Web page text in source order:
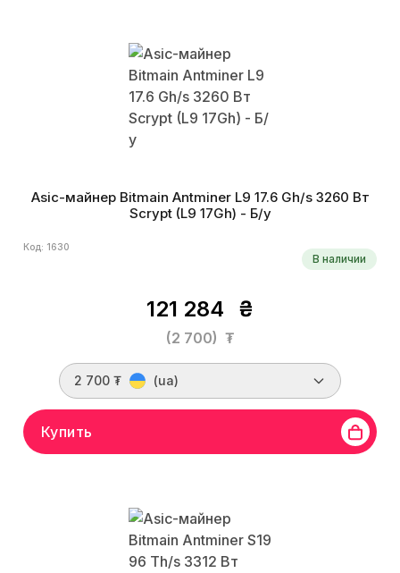
Asic-майнер Bitmain Antminer L9 17.6 Gh/s 3260 Вт
Scrypt (L9 17Gh) - Б/у
Код: 1630
В наличии
121 284 ₴
(2 700) ₮
2 700 ₮ (ua)
Купить